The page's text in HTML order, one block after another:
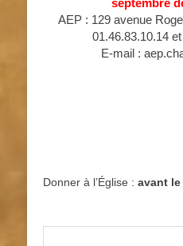
septembre
AEP : 129 avenue
01.46.83.10.14
E-mail :
Donner à l’Église : avant le